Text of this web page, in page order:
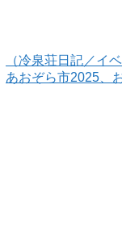
（冷泉荘日記／イ
あおぞら市2025、